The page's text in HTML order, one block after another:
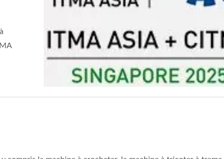
À Tricoter À 6 Têtes
Machine À Tricoter